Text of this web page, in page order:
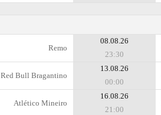
Remo
08.08.26
23:30
Red Bull Bragantino
13.08.26
00:00
Atlético Mineiro
16.08.26
21:00